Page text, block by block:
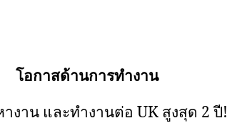
โอกาสด้านการทำงาน
งาน และทำงานต่อ UK สูงสุด 2 ปี!